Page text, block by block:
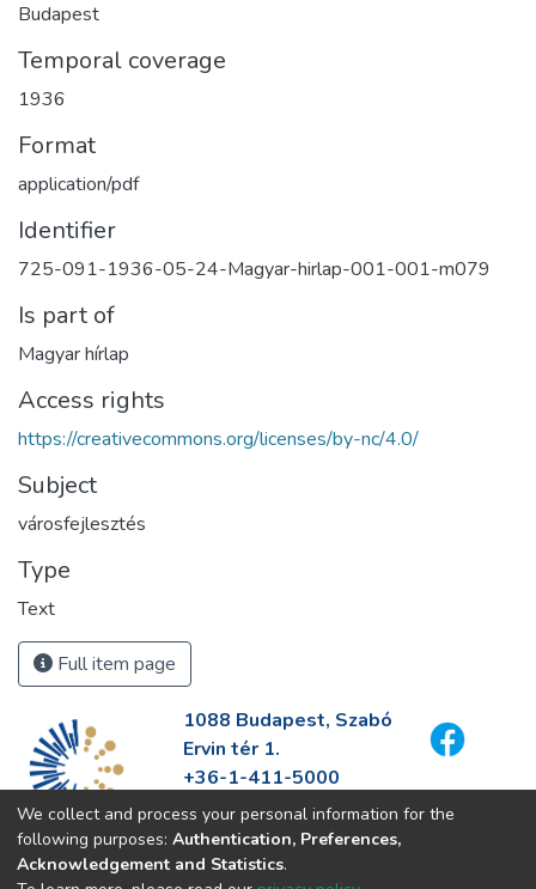
Budapest
Temporal coverage
1936
Format
application/pdf
Identifier
725-091-1936-05-24-Magyar-hirlap-001-001-m079
Is part of
Magyar hírlap
Access rights
https://creativecommons.org/licenses/by-nc/4.0/
Subject
városfejlesztés
Type
Text
Full item page
1088 Budapest, Szabó
Ervin tér 1.
+36-1-411-5000
info@fszek.hu
https://fszek.hu
We collect and process your personal information for the
following purposes: Authentication, Preferences,
Acknowledgement and Statistics.